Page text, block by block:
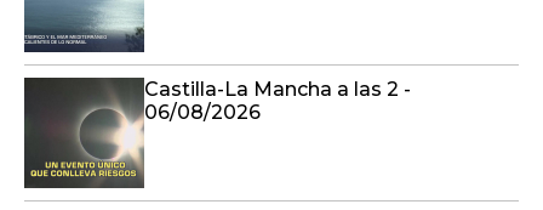
Castilla-La Mancha a las 2 -
06/08/2026